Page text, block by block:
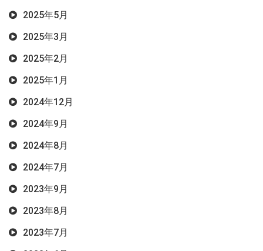
2025年5月
2025年3月
2025年2月
2025年1月
2024年12月
2024年9月
2024年8月
2024年7月
2023年9月
2023年8月
2023年7月